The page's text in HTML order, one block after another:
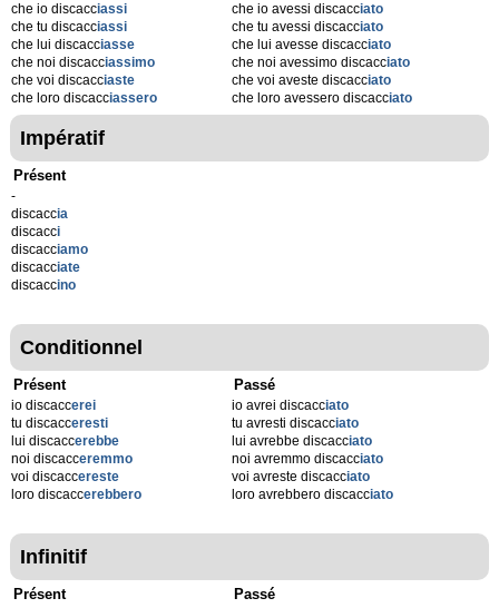
che io discacciassi
che tu discacciassi
che lui discacciasse
che noi discacciassimo
che voi discacciaste
che loro discacciassero
che io avessi discacciato
che tu avessi discacciato
che lui avesse discacciato
che noi avessimo discacciato
che voi aveste discacciato
che loro avessero discacciato
Impératif
Présent
-
discaccia
discacci
discacciamo
discacciate
discaccino
Conditionnel
Présent
io discaccerei
tu discacceresti
lui discaccerebbe
noi discacceremmo
voi discaccereste
loro discaccerebbero
Passé
io avrei discacciato
tu avresti discacciato
lui avrebbe discacciato
noi avremmo discacciato
voi avreste discacciato
loro avrebbero discacciato
Infinitif
Présent Passé